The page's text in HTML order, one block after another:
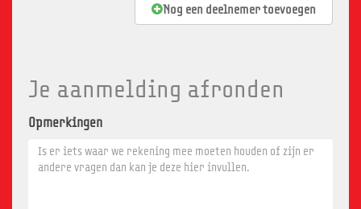
Nog een deelnemer toevoegen
Je aanmelding afronden
Opmerkingen